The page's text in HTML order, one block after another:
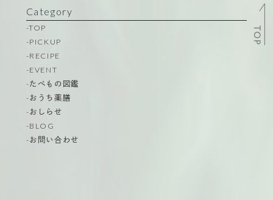
Category
-TOP
-PICKUP
-RECIPE
-EVENT
-たべもの図鑑
-おうち薬膳
-おしらせ
-BLOG
-お問い合わせ
TOP